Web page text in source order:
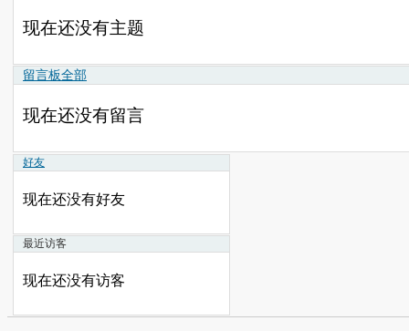
现在还没有主题
留言板全部
现在还没有留言
好友
现在还没有好友
最近访客
现在还没有访客